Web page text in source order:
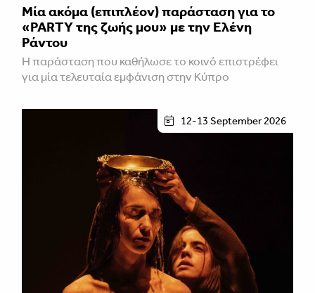
Μία ακόμα (επιπλέον) παράσταση για το
«PARTY της ζωής μου» με την Ελένη
Ράντου
Η παράσταση που καθήλωσε το κοινό επιστρέφει
για μία τελευταία εμφάνιση στην Κύπρο
12-13 September 2026